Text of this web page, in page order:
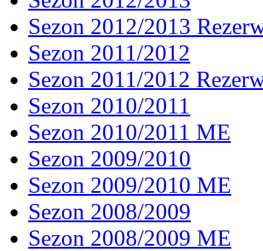
Sezon 2012/2013
Sezon 2011/2012
Sezon 2011/2012
Sezon 2010/2011
Sezon 2010/2011 ME
Sezon 2009/2010
Sezon 2009/2010 ME
Sezon 2008/2009
Sezon 2008/2009 ME